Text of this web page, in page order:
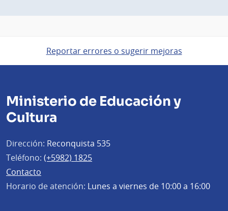
Reportar errores o sugerir mejoras
Ministerio de Educación y
Cultura
Dirección: Reconquista 535
Teléfono: (+5982) 1825
Contacto
Horario de atención: Lunes a viernes de 10:00 a 16:00